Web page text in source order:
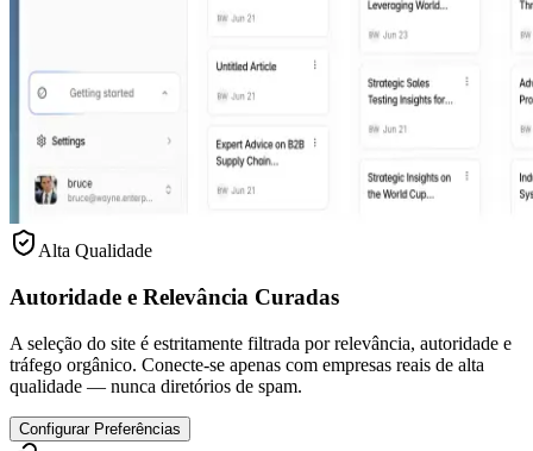
Alta Qualidade
Autoridade e Relevância Curadas
A seleção do site é estritamente filtrada por relevância, autoridade e
tráfego orgânico. Conecte-se apenas com empresas reais de alta
qualidade — nunca diretórios de spam.
Configurar Preferências